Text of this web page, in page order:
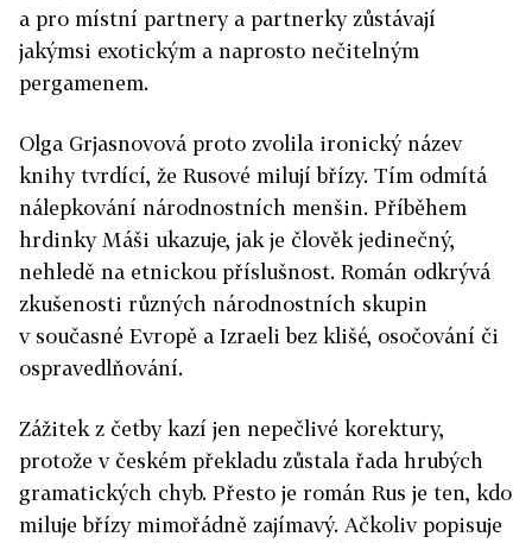
a pro místní partnery a partnerky zůstávají
jakýmsi exotickým a naprosto nečitelným
pergamenem.
Olga Grjasnovová proto zvolila ironický název
knihy tvrdící, že Rusové milují břízy. Tím odmítá
nálepkování národnostních menšin. Příběhem
hrdinky Máši ukazuje, jak je člověk jedinečný,
nehledě na etnickou příslušnost. Román odkrývá
zkušenosti různých národnostních skupin
v současné Evropě a Izraeli bez klišé, osočování či
ospravedlňování.
Zážitek z četby kazí jen nepečlivé korektury,
protože v českém překladu zůstala řada hrubých
gramatických chyb. Přesto je román Rus je ten, kdo
miluje břízy mimořádně zajímavý. Ačkoliv popisuje